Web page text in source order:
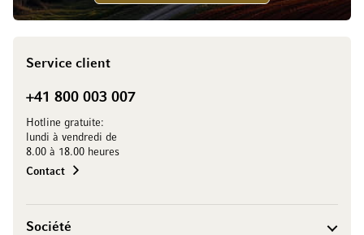
Service client
+41 800 003 007
Hotline gratuite:
lundi à vendredi de
8.00 à 18.00 heures
Contact
Société